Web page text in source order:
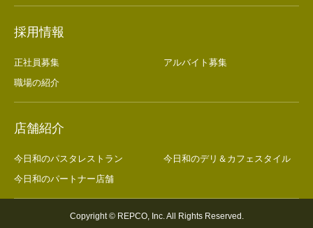
採用情報
正社員募集
アルバイト募集
職場の紹介
店舗紹介
今日和のパスタレストラン
今日和のデリ＆カフェスタイル
今日和のパートナー店舗
Copyright © REPCO, Inc. All Rights Reserved.